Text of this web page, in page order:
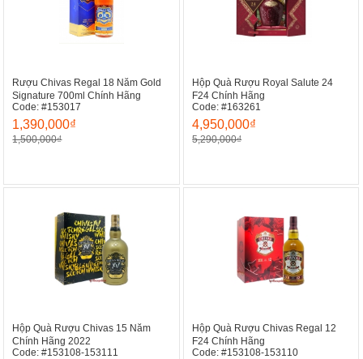
Rượu Chivas Regal 18 Năm Gold
Signature 700ml Chính Hãng
Code: #153017
1,390,000₫
1,500,000₫
Hộp Quà Rượu Royal Salute 24
F24 Chính Hãng
Code: #163261
4,950,000₫
5,290,000₫
Hộp Quà Rượu Chivas 15 Năm
Chính Hãng 2022
Code: #153108-153111
Hộp Quà Rượu Chivas Regal 12
F24 Chính Hãng
Code: #153108-153110